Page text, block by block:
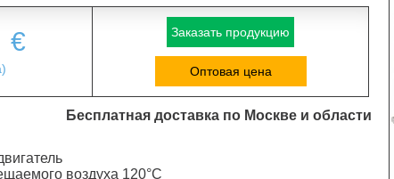
€ Заказать продукцию
Оптовая цена
Бесплатная доставка по Москве и области
воздуха 120°C